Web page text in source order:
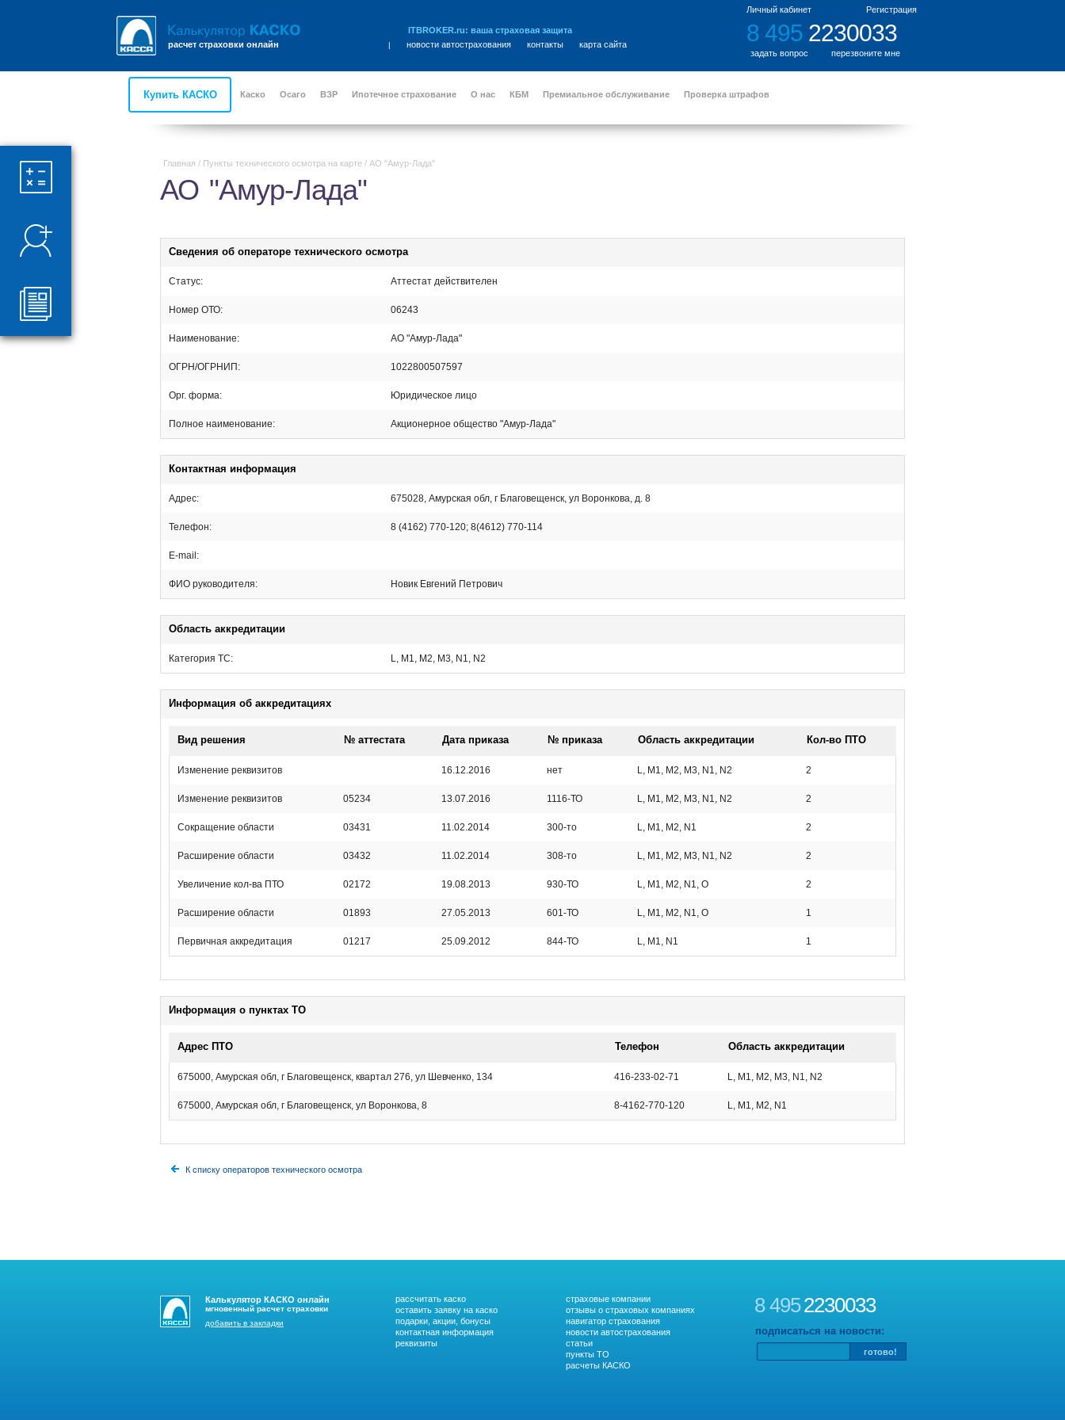
расчет страховки онлайн
ITBROKER.ru: ваша страховая защита
| новости автострахования контакты карта сайта
Личный кабинет Регистрация
8 4952230033
задать вопрос перезвоните мне
Купить КАСКО Каско Осаго ВЗР Ипотечное страхование О нас КБМ Премиальное обслуживание Проверка штрафов
Главная / Пункты технического осмотра на карте / АО "Амур-Лада"
АО "Амур-Лада"
Сведения об операторе технического осмотра
Статус: Аттестат действителен
Номер ОТО: 06243
Наименование: АО "Амур-Лада"
ОГРН/ОГРНИП: 1022800507597
Орг. форма: Юридическое лицо
Полное наименование: Акционерное общество "Амур-Лада"
Контактная информация
Адрес: 675028, Амурская обл, г Благовещенск, ул Воронкова, д. 8
Телефон: 8 (4162) 770-120; 8(4612) 770-114
E-mail:
ФИО руководителя: Новик Евгений Петрович
Область аккредитации
Категория ТС: L, M1, M2, M3, N1, N2
Информация об аккредитациях
Вид решения № аттестата Дата приказа № приказа Область аккредитации Кол-во ПТО
Изменение реквизитов 16.12.2016 нет L, M1, M2, M3, N1, N2 2
Изменение реквизитов 05234 13.07.2016 1116-ТО L, M1, M2, M3, N1, N2 2
Сокращение области 03431 11.02.2014 300-то L, M1, M2, N1 2
Расширение области 03432 11.02.2014 308-то L, M1, M2, M3, N1, N2 2
Увеличение кол-ва ПТО 02172 19.08.2013 930-ТО L, M1, M2, N1, O 2
Расширение области 01893 27.05.2013 601-ТО L, M1, M2, N1, O 1
Первичная аккредитация 01217 25.09.2012 844-ТО L, M1, N1 1
Информация о пунктах ТО
Адрес ПТО Телефон Область аккредитации
675000, Амурская обл, г Благовещенск, квартал 276, ул Шевченко, 134 416-233-02-71 L, M1, M2, M3, N1, N2
675000, Амурская обл, г Благовещенск, ул Воронкова, 8 8-4162-770-120 L, M1, M2, N1
К списку операторов технического осмотра
Калькулятор КАСКО онлайн
мгновенный расчет страховки
добавить в закладки
рассчитать каско
оставить заявку на каско
подарки, акции, бонусы
контактная информация
реквизиты
страховые компании
отзывы о страховых компаниях
навигатор страхования
новости автострахования
статьи
пункты ТО
расчеты КАСКО
8 4952230033
подписаться на новости: